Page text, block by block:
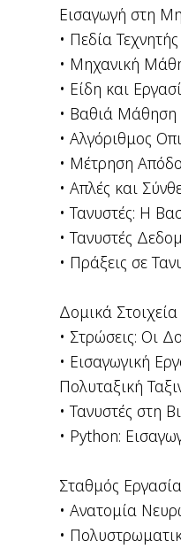
Εισαγωγή στη
• Πεδία
• Μηχανική
• Είδη και
• Βαθιά Μάθηση
• Αλγόριθμος
• Μέτρηση
• Απλές και
• Τανυστές: Η
• Τανυστές
• Πράξεις σε
Δομικά
• Στρώσεις: Οι
• Εισαγωγική
Πολυταξική
• Τανυστές στη
• Python:
Σταθμός
• Ανατομία
•